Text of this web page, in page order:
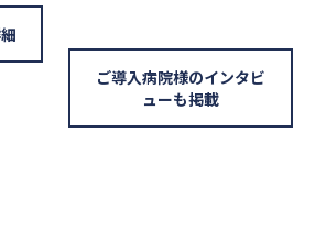
式会社
ご導入病院様のインタビ
ューも掲載